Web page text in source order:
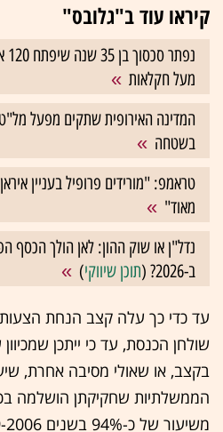
קיראו עוד ב"גלובס"
מעל חקלאות
המדינה האירופית שתקים מפעל
בשטחה
טראמפ: "מורידים פרופיל בעניין
מאוד"
נדל"ן או שוק ההון: לאן הולך הכסף
ב-2026? (
תוכן שיווקי)
עד כדי כך עלה קצב הנחת
שולחן הכנסת, עד כי ייתכן
בקצב, או שאולי מסיבה אחרת,
הממשלתיות שחקיקתן הושלמה